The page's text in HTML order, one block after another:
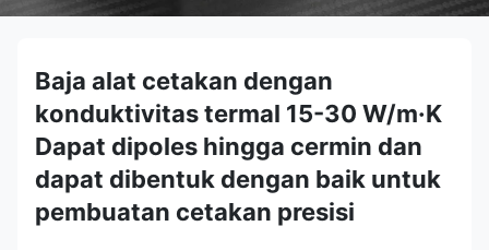
Baja alat cetakan dengan
konduktivitas termal 15-30 W/m·K
Dapat dipoles hingga cermin dan
dapat dibentuk dengan baik untuk
pembuatan cetakan presisi